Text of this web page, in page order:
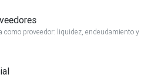
como proveedor: liquidez, endeudamiento y